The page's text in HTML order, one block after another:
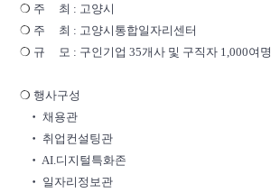
❍ 주 최 : 고양시
❍ 주 최 : 고양시통합일자리센터
❍ 규 모 : 구인기업 35개사 및 구직자1,000여명
❍ 행사구성
‧ 채용관
‧ 취업컨설팅관
‧ AI. 디지털특화존
‧ 일자리정보관